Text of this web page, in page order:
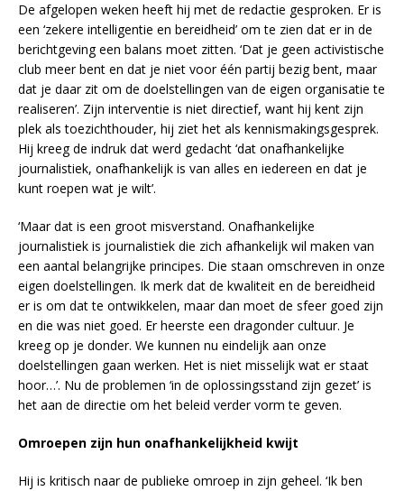
De afgelopen weken heeft hij met de redactie gesproken. Er is
een ‘zekere intelligentie en bereidheid’ om te zien dat er in de
berichtgeving een balans moet zitten. ‘Dat je geen activistische
club meer bent en dat je niet voor één partij bezig bent, maar
dat je daar zit om de doelstellingen van de eigen organisatie te
realiseren’. Zijn interventie is niet directief, want hij kent zijn
plek als toezichthouder, hij ziet het als kennismakingsgesprek.
Hij kreeg de indruk dat werd gedacht ‘dat onafhankelijke
journalistiek, onafhankelijk is van alles en iedereen en dat je
kunt roepen wat je wilt’.
‘Maar dat is een groot misverstand. Onafhankelijke
journalistiek is journalistiek die zich afhankelijk wil maken van
een aantal belangrijke principes. Die staan omschreven in onze
eigen doelstellingen. Ik merk dat de kwaliteit en de bereidheid
er is om dat te ontwikkelen, maar dan moet de sfeer goed zijn
en die was niet goed. Er heerste een dragonder cultuur. Je
kreeg op je donder. We kunnen nu eindelijk aan onze
doelstellingen gaan werken. Het is niet misselijk wat er staat
hoor…’. Nu de problemen ‘in de oplossingsstand zijn gezet’ is
het aan de directie om het beleid verder vorm te geven.
Omroepen zijn hun onafhankelijkheid kwijt
Hij is kritisch naar de publieke omroep in zijn geheel. ‘Ik ben